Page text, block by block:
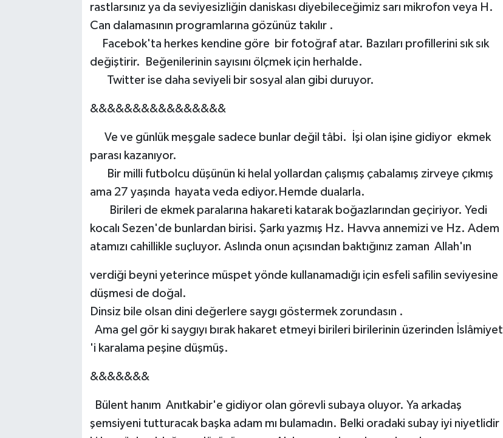
rastlarsınız ya da seviyesizliğin daniskası diyebileceğimiz sarı mikrofon veya H.
Can dalamasının programlarına gözünüz takılır .
Facebok'ta herkes kendine göre bir fotoğraf atar. Bazıları profillerini sık sık
değiştirir. Beğenilerinin sayısını ölçmek için herhalde.
Twitter ise daha seviyeli bir sosyal alan gibi duruyor.
&&&&&&&&&&&&&&&&
Ve ve günlük meşgale sadece bunlar değil tâbi. İşi olan işine gidiyor ekmek
parası kazanıyor.
Bir milli futbolcu düşünün ki helal yollardan çalışmış çabalamış zirveye çıkmış
ama 27 yaşında hayata veda ediyor.Hemde dualarla.
Birileri de ekmek paralarına hakareti katarak boğazlarından geçiriyor. Yedi
kocalı Sezen'de bunlardan birisi. Şarkı yazmış Hz. Havva annemizi ve Hz. Adem
atamızı cahillikle suçluyor. Aslında onun açısından baktığınız zaman Allah'ın
verdiği beyni yeterince müspet yönde kullanamadığı için esfeli safilin seviyesine
düşmesi de doğal.
Dinsiz bile olsan dini değerlere saygı göstermek zorundasın .
Ama gel gör ki saygıyı bırak hakaret etmeyi birileri birilerinin üzerinden İslâmiyet
'i karalama peşine düşmüş.
&&&&&&&
Bülent hanım Anıtkabir'e gidiyor olan görevli subaya oluyor. Ya arkadaş
şemsiyeni tutturacak başka adam mı bulamadın. Belki oradaki subay iyi niyetlidir